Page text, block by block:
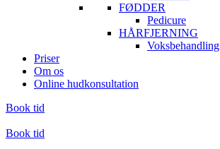
FØDDER
Pedicure
HÅRFJERNING
Voksbehandling
Priser
Om os
Online hudkonsultation
Book tid
Book tid